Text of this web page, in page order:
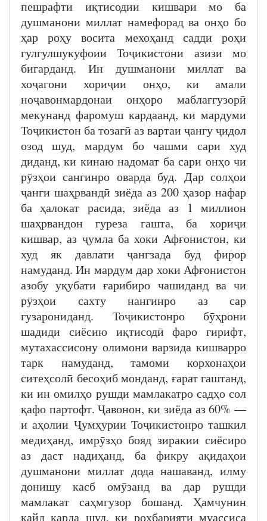
пешрафти иқтисодии кишвари мо ба
душманони миллат намефорад ва онҳо бо
ҳар роҳу восита мехоҳанд садди роҳи
гулгулшукуфоии Тоҷикистони азизи мо
бигарданд. Ин душманони миллат ва
хоҷагони хориҷии онҳо, ки амали
ноҷавонмардонаи онҳоро маблағгузорӣ
мекунанд фаромуш кардаанд, ки мардуми
Тоҷикистон ба тозагӣ аз вартаи ҷангу ҷидол
озод шуд, мардум бо чашми сари худ
диданд, ки кинаю надомат ба сари онҳо чи
рӯзҳои сангинро оварда буд. Дар солҳои
ҷанги шаҳрвандӣ зиёда аз 200 ҳазор нафар
ба ҳалокат расида, зиёда аз 1 миллион
шаҳрвандон гуреза гашта, ба хориҷи
кишвар, аз ҷумла ба хоки Афғонистон, ки
худ як давлати ҷангзада буд фирор
намуданд. Ин мардум дар хоки Афғонистон
азобу уқубати ғарибиро чашиданд ва чи
рӯзҳои сахту нангинро аз сар
гузарониданд. Тоҷикистонро бӯҳрони
шадиди сиёсию иқтисодӣ фаро гирифт,
мутахассисону олимони варзида кишварро
тарк намуданд, тамоми корхонаҳои
ситеҳсолӣ бесоҳиб монданд, ғарат гаштанд,
ки ин омилҳо рушди мамлакатро садҳо сол
қафо партофт. Ҷавонон, ки зиёда аз 60% —
и аҳолии Ҷумҳурии Тоҷикистонро ташкил
медиҳанд, имрӯзҳо бояд зиракии сиёсиро
аз даст надиҳанд, ба фикру ақидаҳои
душманони миллат дода нашаванд, илму
донишу касб омӯзанд ва дар рушди
мамлакат саҳмгузор бошанд. Ҳамчунин
қайд карда шуд, ки роҳбарияти муассиса